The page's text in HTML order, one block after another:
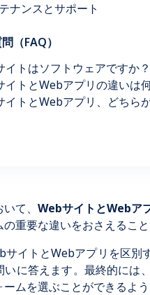
いて、WebサイトとWebア
重要な違いをおさえるこ
イトとWebアプリを区別
に答えます。最終的には、
ムを選ぶことができるよう
ナンスとサポート
（FAQ）
イトはソフトウェアですか？
イトとWebアプリの違いは
イトとWebアプリ、どちら